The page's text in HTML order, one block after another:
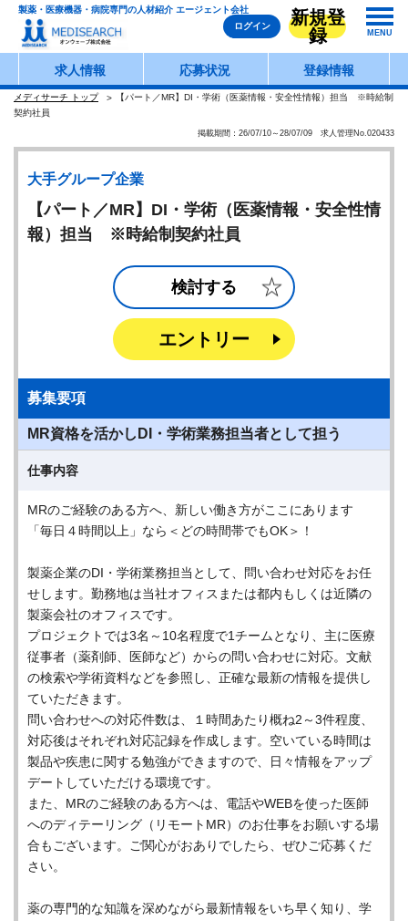
製薬・医療機器・病院専門の人材紹介 エージェント会社
ログイン
新規登
録
MENU
求人情報 応募状況 登録情報
メディサーチ トップ
【パート／MR】DI・学術（医薬情報・安全性情報）担当 ※時給制
契約社員
掲載期間：26/07/10～28/07/09 求人管理No.020433
大手グループ企業
【パート／MR】DI・学術（医薬情報・安全性情
報）担当 ※時給制契約社員
検討する
エントリー
募集要項
MR資格を活かしDI・学術業務担当者として担う
仕事内容
MRのご経験のある方へ、新しい働き方がここにあります
「毎日４時間以上」なら＜どの時間帯でもOK＞！
製薬企業のDI・学術業務担当として、問い合わせ対応をお任
せします。勤務地は当社オフィスまたは都内もしくは近隣の
製薬会社のオフィスです。
プロジェクトでは3名～10名程度で1チームとなり、主に医療
従事者（薬剤師、医師など）からの問い合わせに対応。文献
の検索や学術資料などを参照し、正確な最新の情報を提供し
ていただきます。
問い合わせへの対応件数は、１時間あたり概ね2～3件程度、
対応後はそれぞれ対応記録を作成します。空いている時間は
製品や疾患に関する勉強ができますので、日々情報をアップ
デートしていただける環境です。
また、MRのご経験のある方へは、電話やWEBを使った医師
へのディテーリング（リモートMR）のお仕事をお願いする場
合もございます。ご関心がおありでしたら、ぜひご応募くだ
さい。
薬の専門的な知識を深めながら最新情報をいち早く知り、学